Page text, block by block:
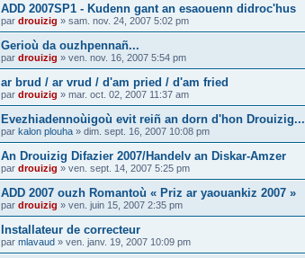
ADD 2007SP1 - Kudenn gant an esaouenn didroc'hus
par drouizig » sam. nov. 24, 2007 5:02 pm
Gerioù da ouzhpennañ...
par drouizig » ven. nov. 16, 2007 5:54 pm
ar brud / ar vrud / d'am pried / d'am fried
par drouizig » mar. oct. 02, 2007 11:37 am
Evezhiadennoùigoù evit reiñ an dorn d'hon Drouizig...
par kalon plouha » dim. sept. 16, 2007 10:08 pm
An Drouizig Difazier 2007/Handelv an Diskar-Amzer
par drouizig » ven. sept. 14, 2007 5:25 pm
ADD 2007 ouzh Romantoù « Priz ar yaouankiz 2007 »
par drouizig » ven. juin 15, 2007 2:35 pm
Installateur de correcteur
par mlavaud » ven. janv. 19, 2007 10:09 pm